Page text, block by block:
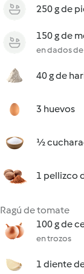
250 g de
150 g de
en dados de
40 g de
3 huevos
½
1 pellizco
Ragú de tomate
100 g de
en trozos
1 diente